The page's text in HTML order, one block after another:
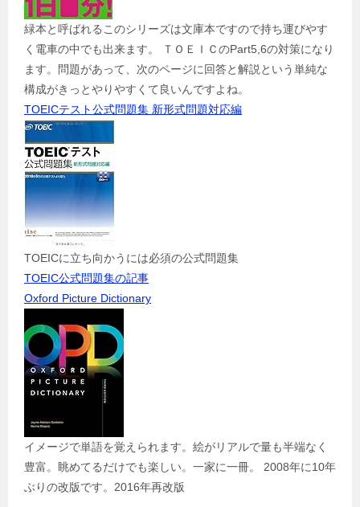
緑本と呼ばれるこのシリーズは文庫本ですので持ち運びやす
く電車の中でも出来ます。 ＴＯＥＩＣのPart5,6の対策になり
ます。問題があって、次のページに回答と解説という単純な
構成がきっとやりやすくて良いんですよね。
TOEICテスト公式問題集 新形式問題対応編
TOEICに立ち向かうには必須の公式問題集
TOEIC公式問題集の記事
Oxford Picture Dictionary
イメージで単語を覚えられます。絵がリアルで量も半端なく
豊富。眺めてるだけでも楽しい。一家に一冊。 2008年に10年
ぶりの改版です。2016年再改版